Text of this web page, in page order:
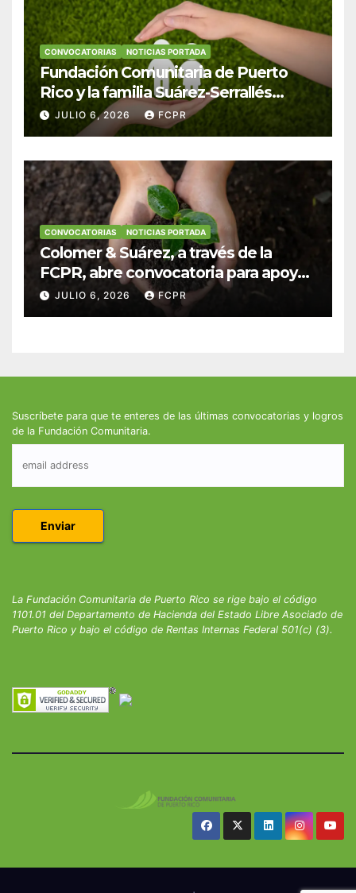
CONVOCATORIAS NOTICIAS PORTADA
Fundación Comunitaria de Puerto
Rico y la familia Suárez-Serrallés
anuncian convocatoria para
fortalecer hogares y albergues
JULIO 6, 2026 FCPR
CONVOCATORIAS NOTICIAS PORTADA
Colomer & Suárez, a través de la
FCPR, abre convocatoria para apoyar
proyectos de seguridad alimentaria
JULIO 6, 2026 FCPR
Suscríbete para que te enteres de las últimas convocatorias y logros
de la Fundación Comunitaria.
La Fundación Comunitaria de Puerto Rico se rige bajo el código
1101.01 del Departamento de Hacienda del Estado Libre Asociado de
Puerto Rico y bajo el código de Rentas Internas Federal 501(c) (3).